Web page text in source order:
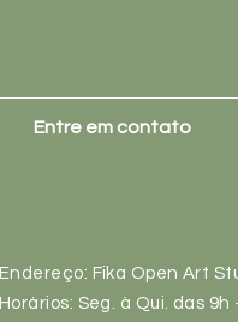
Entre em contato
Endereço: Fika Open Art
Horários: Seg. à Qui. das 9h